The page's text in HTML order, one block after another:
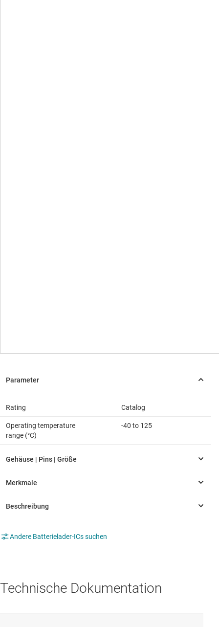
Rating Catalog
Operating temperature
range (°C)
-40 to 125
Andere Batterielader-ICs suchen
Technische Dokumentation